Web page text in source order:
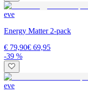
eve
Energy Matter 2-pack
€ 79,90€ 69,95
-39 %
eve